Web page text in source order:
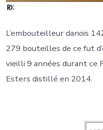
L’embouteilleur danois
279 bouteilles de ce fut
vieilli 9 années durant ce
Esters distillé en 2014.